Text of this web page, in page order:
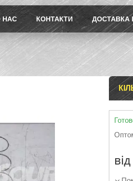
НАС КОНТАКТИ ДОСТАВКА
від